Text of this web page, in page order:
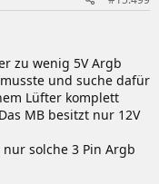
zu wenig 5V Argb
und suche dafür
Lüfter komplett
MB besitzt nur 12V
solche 3 Pin Argb